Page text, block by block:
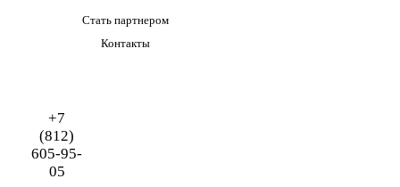
Стать партнером
Контакты
+7
(812)
605-95-
05